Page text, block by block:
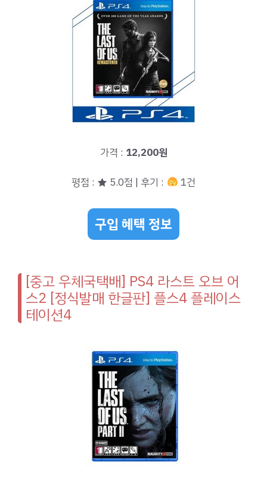
가격 : 12,200원
평점 : ★ 5.0점 | 후기 : 1건
구입 혜택 정보
[중고 우체국택배] PS4 라스트 오브 어
스2 [정식발매 한글판] 플스4 플레이스
테이션4